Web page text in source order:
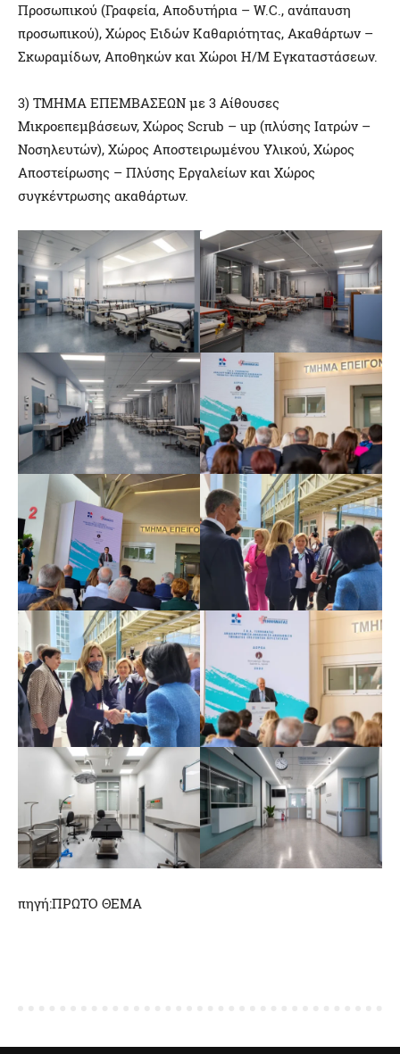
Προσωπικού (Γραφεία, Αποδυτήρια – W.C., ανάπαυση
προσωπικού), Χώρος Ειδών Καθαριότητας, Ακαθάρτων –
Σκωραμίδων, Αποθηκών και Χώροι Η/Μ Εγκαταστάσεων.
3) ΤΜΗΜΑ ΕΠΕΜΒΑΣΕΩΝ με 3 Αίθουσες
Μικροεπεμβάσεων, Χώρος Scrub – up (πλύσης Ιατρών –
Νοσηλευτών), Χώρος Αποστειρωμένου Υλικού, Χώρος
Αποστείρωσης – Πλύσης Εργαλείων και Χώρος
συγκέντρωσης ακαθάρτων.
πηγή:ΠΡΩΤΟ ΘΕΜΑ